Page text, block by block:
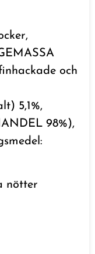
och
5,1%,
98%),
nötter